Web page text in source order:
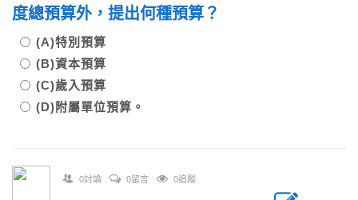
度總預算外，提出何種預算？
(A)特別預算
(B)資本預算
(C)歲入預算
(D)附屬單位預算。
0討論 0留言 0追蹤